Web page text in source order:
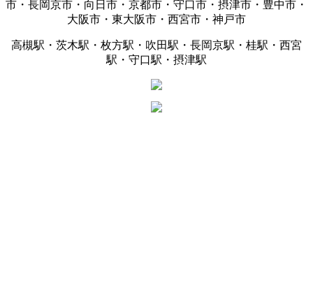
市・長岡京市・向日市・京都市・守口市・摂津市・豊中市・
大阪市・東大阪市・西宮市・神戸市
高槻駅・茨木駅・枚方駅・吹田駅・長岡京駅・桂駅・西宮
駅・守口駅・摂津駅